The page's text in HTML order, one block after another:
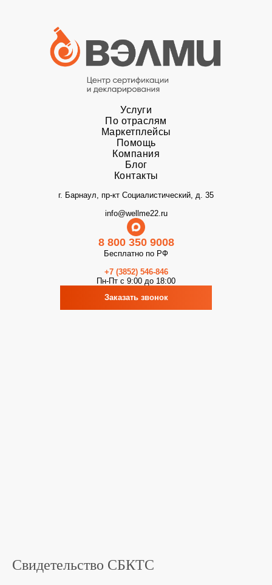
Услуги
По отраслям
Маркетплейсы
Помощь
Компания
Блог
Контакты
г. Барнаул, пр-кт Социалистический, д. 35
info@wellme22.ru
8 800 350 9008
Бесплатно по РФ
+7 (3852) 546-846
Пн-Пт с 9:00 до 18:00
Заказать звонок
Свидетельство СБКТС